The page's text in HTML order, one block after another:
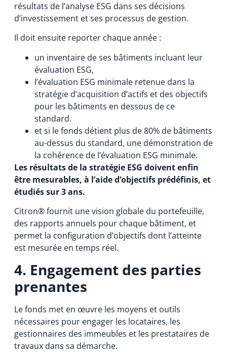
résultats de l’analyse ESG dans ses décisions
d’investissement et ses processus de gestion.
Il doit ensuite reporter chaque année :
un inventaire de ses bâtiments incluant leur
évaluation ESG,
l’évaluation ESG minimale retenue dans la
stratégie d’acquisition d’actifs et des objectifs
pour les bâtiments en dessous de ce
standard.
et si le fonds détient plus de 80% de bâtiments
au-dessus du standard, une démonstration de
la cohérence de l’évaluation ESG minimale.
Les résultats de la stratégie ESG doivent enfin
être mesurables, à l’aide d’objectifs prédéfinis, et
étudiés sur 3 ans.
Citron® fournit une vision globale du portefeuille,
des rapports annuels pour chaque bâtiment, et
permet la configuration d’objectifs dont l’atteinte
est mesurée en temps réel.
4. Engagement des parties
prenantes
Le fonds met en œuvre les moyens et outils
nécessaires pour engager les locataires, les
gestionnaires des immeubles et les prestataires de
travaux dans sa démarche.